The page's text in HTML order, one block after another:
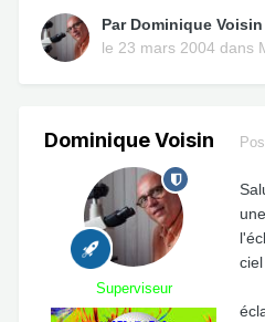
Par Dominique Voisin
le 23 mars 2004 dans
Dominique Voisin
Superviseur